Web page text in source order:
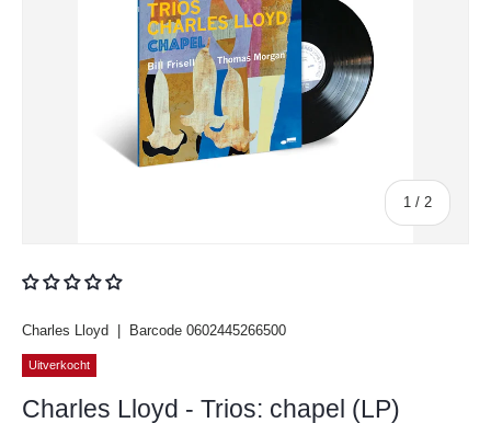
1 / van
2
Charles Lloyd Barcode 0602445266500
Uitverkocht
Charles Lloyd - Trios: chapel (LP)